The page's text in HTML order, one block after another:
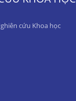
cứu Khoa học